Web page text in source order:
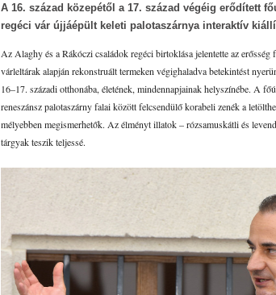
A 16. század közepétől a 17. század végéig erődített
regéci vár újjáépült keleti palotaszárnya interaktív
Az Alaghy és a Rákóczi családok regéci birtoklása jelentette az
várleltárak alapján rekonstruált termeken végighaladva betekintést
16–17. századi otthonába, életének, mindennapjainak helyszínébe. A
reneszánsz palotaszárny falai között felcsendülő korabeli zenék a
mélyebben megismerhetők. Az élményt illatok – rózsamuskátli és
tárgyak teszik teljessé.